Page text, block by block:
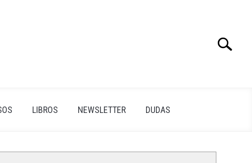
Search
LIBROS NEWSLETTER DUDAS